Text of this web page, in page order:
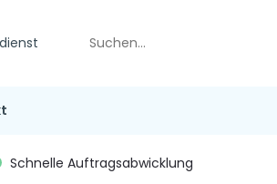
Schnelle Auftragsabwicklung